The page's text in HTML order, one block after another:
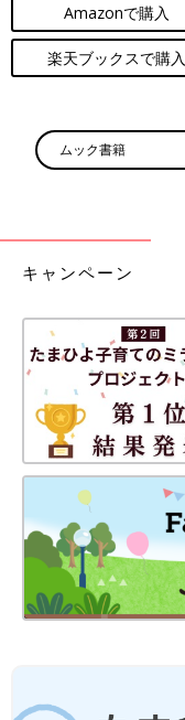
Amazonで購入
楽天ブックスで購入
ムック書籍
キャンペーン